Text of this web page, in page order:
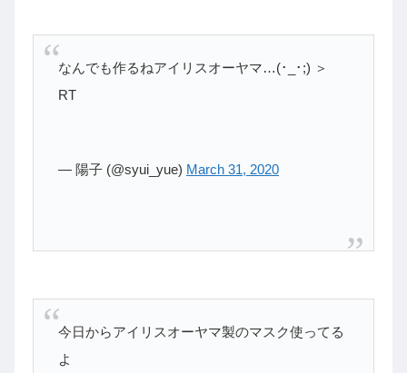
なんでも作るねアイリスオーヤマ…(･_･;) ＞
RT
— 陽子 (@syui_yue) March 31, 2020
今日からアイリスオーヤマ製のマスク使ってる
よ